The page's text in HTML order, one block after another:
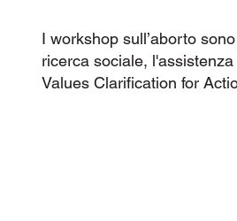
I workshop sull’aborto
ricerca sociale,
Values Clarification for